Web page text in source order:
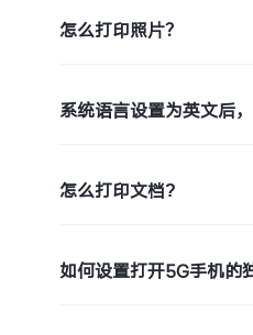
怎么打印照片？
系统语言设置为英文后
怎么打印文档?
如何设置打开5G手机的